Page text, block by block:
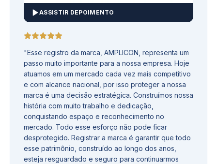
ASSISTIR DEPOIMENTO
"Esse registro da marca, AMPLICON, representa um
passo muito importante para a nossa empresa. Hoje
atuamos em um mercado cada vez mais competitivo
e com alcance nacional, por isso proteger a nossa
marca é uma decisão estratégica. Construímos nossa
história com muito trabalho e dedicação,
conquistando espaço e reconhecimento no
mercado. Todo esse esforço não pode ficar
desprotegido. Registrar a marca é garantir que todo
esse patrimônio, construído ao longo dos anos,
esteja resguardado e seguro para continuarmos